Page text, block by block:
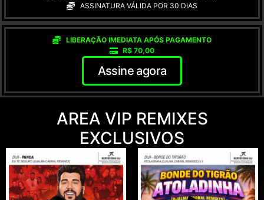
ASSINATURA VÁLIDA POR 30 DIAS
LIBERAÇÃO IMEDIATA APÓS PAGAMENTO
R$ 70,00
Assine agora
AREA VIP REMIXES
EXCLUSIVOS